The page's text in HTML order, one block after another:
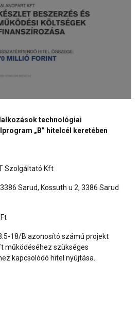
technológiai
„B” hitelcél keretében
Szolgáltató Kft
Sarud, Kossuth u 2, 3386 Sarud
18/B azonosító számú projekt
működéséhez szükséges
kapcsolódó hitel nyújtása.